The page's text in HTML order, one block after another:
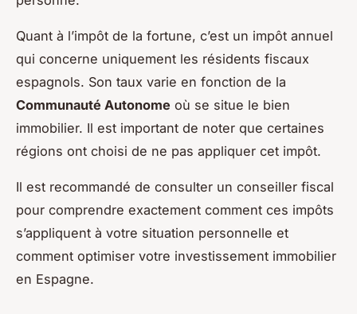
Quant à l’impôt de la fortune, c’est un impôt annuel
qui concerne uniquement les résidents fiscaux
espagnols. Son taux varie en fonction de la
Communauté Autonome où se situe le bien
immobilier. Il est important de noter que certaines
régions ont choisi de ne pas appliquer cet impôt.
Il est recommandé de consulter un conseiller fiscal
pour comprendre exactement comment ces impôts
s’appliquent à votre situation personnelle et
comment optimiser votre investissement immobilier
en Espagne.